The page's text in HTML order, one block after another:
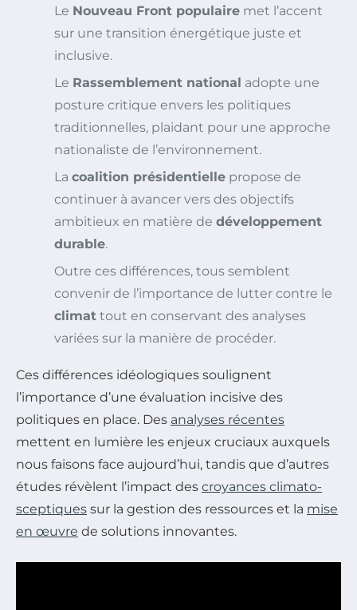
Le Nouveau Front populaire met l’accent
sur une transition énergétique juste et
inclusive.
Le Rassemblement national adopte une
posture critique envers les politiques
traditionnelles, plaidant pour une approche
nationaliste de l’environnement.
La coalition présidentielle propose de
continuer à avancer vers des objectifs
ambitieux en matière de développement
durable.
Outre ces différences, tous semblent
convenir de l’importance de lutter contre le
climat tout en conservant des analyses
variées sur la manière de procéder.
Ces différences idéologiques soulignent
l’importance d’une évaluation incisive des
politiques en place. Des analyses récentes
mettent en lumière les enjeux cruciaux auxquels
nous faisons face aujourd’hui, tandis que d’autres
études révèlent l’impact des croyances climato-
sceptiques sur la gestion des ressources et la mise
en œuvre de solutions innovantes.